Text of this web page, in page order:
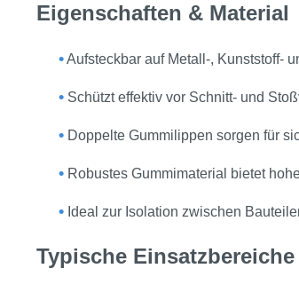
Eigenschaften & Material
•Aufsteckbar auf Metall‑, Kunststoff‑
• Schützt effektiv vor Schnitt‑ und
• Doppelte Gummilippen sorgen für
• Robustes Gummimaterial bietet
• Ideal zur Isolation zwischen
Typische Einsatzbereiche